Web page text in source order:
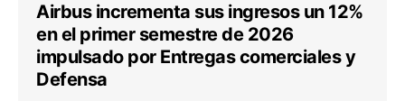
Airbus incrementa sus ingresos un 12%
en el primer semestre de 2026
impulsado por Entregas comerciales y
Defensa